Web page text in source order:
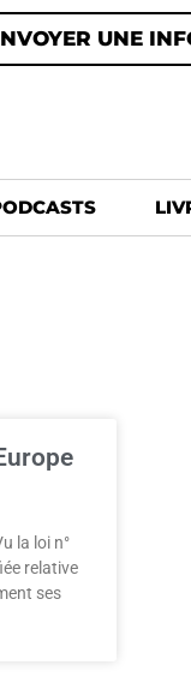
UNE
la loi n°
relative
ses